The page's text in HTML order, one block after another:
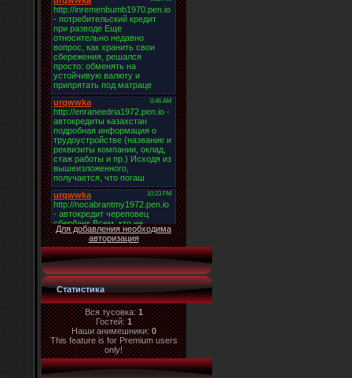
Для добавления необходима
авторизация
Статистика
Вся тусовка:1
Гостей:1
Наши анимешники:0
This feature is for Premium users
only!